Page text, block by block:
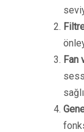
Fan